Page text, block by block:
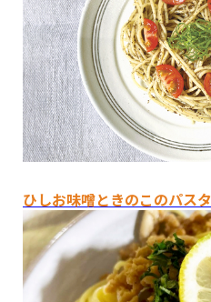
ひしお味噌ときのこのパスタ